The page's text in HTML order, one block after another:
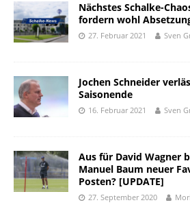
Nächstes Schalke-
fordern wohl
27. Februar 2021 Sven
Jochen Schneider
Saisonende
16. Februar 2021 Sven
Aus für David Wagner
Manuel Baum neuer
Posten? [UPDATE]
27. September 2020